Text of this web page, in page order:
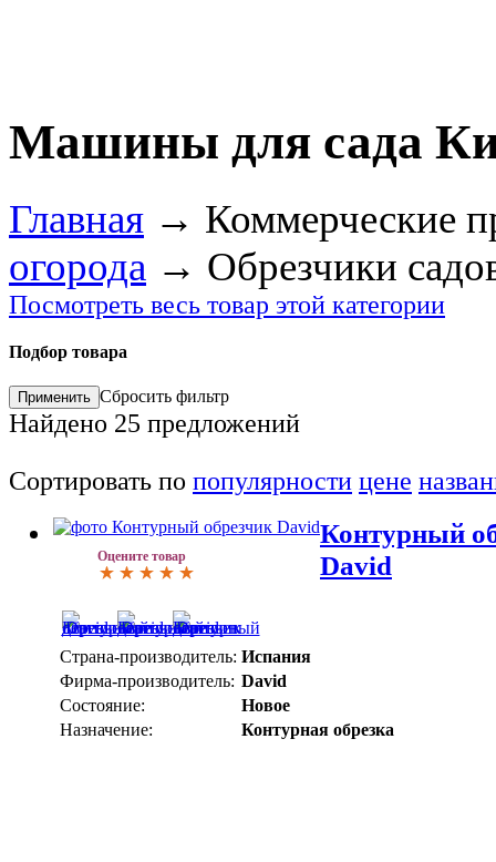
Машины для сада
Главная → Коммерческие
огорода → Обрезчики
Посмотреть весь товар этой категории
Подбор товара
Сбросить фильтр
Найдено 25 предложений
Сортировать по популярности цене
Оцените товар
Контурный
David
Страна-производитель: Испания
Фирма-производитель: David
Состояние:
Новое
Назначение:
Контурная обрезка